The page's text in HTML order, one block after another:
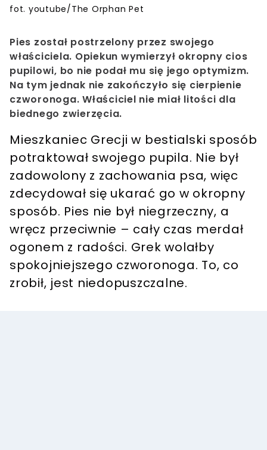
fot. youtube/The Orphan Pet
Pies został postrzelony przez swojego
właściciela. Opiekun wymierzył okropny cios
pupilowi, bo nie podał mu się jego optymizm.
Na tym jednak nie zakończyło się cierpienie
czworonoga. Właściciel nie miał litości dla
biednego zwierzęcia.
Mieszkaniec Grecji w bestialski sposób
potraktował swojego pupila. Nie był
zadowolony z zachowania psa, więc
zdecydował się ukarać go w okropny
sposób. Pies nie był niegrzeczny, a
wręcz przeciwnie – cały czas merdał
ogonem z radości. Grek wolałby
spokojniejszego czworonoga. To, co
zrobił, jest niedopuszczalne.